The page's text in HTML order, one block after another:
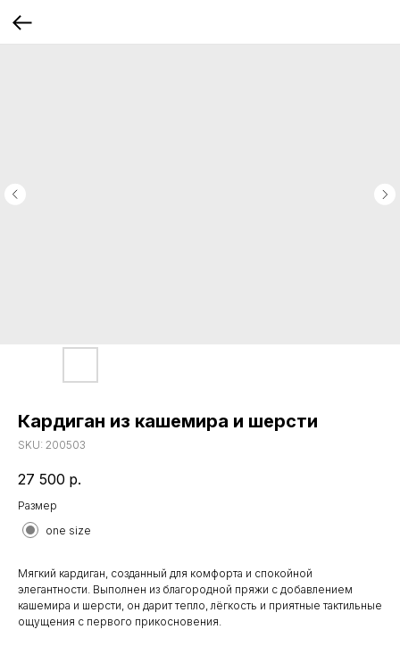
Кардиган из кашемира и шерсти
SKU: 200503
27 500 р.
Размер
one size
Мягкий кардиган, созданный для комфорта и спокойной
элегантности. Выполнен из благородной пряжи с добавлением
кашемира и шерсти, он дарит тепло, лёгкость и приятные тактильные
ощущения с первого прикосновения.